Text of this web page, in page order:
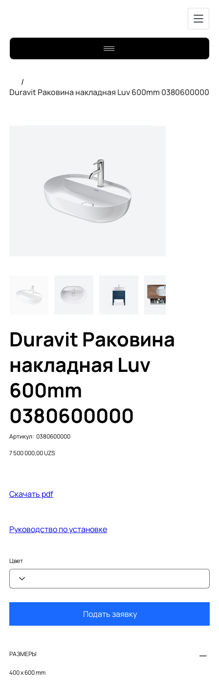
/
Duravit Раковина накладная Luv 600mm 0380600000
Duravit Раковина
накладная Luv
600mm
0380600000
Артикул: Артикул:
0380600000
0380600000
Цена
7 500 000,00 UZS
Cкачать pdf
Руководство по установке
Цвет
Подать заявку
РАЗМЕРЫ
400 x 600 mm